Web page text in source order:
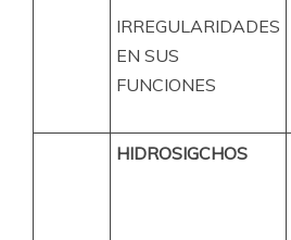
IRREGULARIDADES
EN SUS
FUNCIONES
HIDROSIGCHOS